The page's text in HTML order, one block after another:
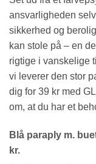
ansvarligheden
sikkerhed og
kan stole på – en
rigtige i vanskelige
vi leverer den stor
dig for 39 kr med
om, at du har et
Blå paraply m.
kr.